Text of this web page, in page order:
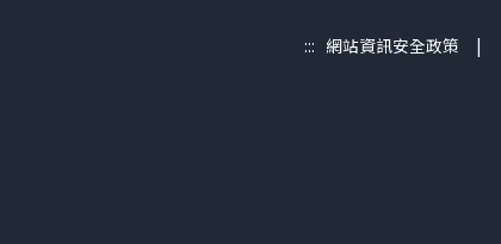
::: 網站資訊安全政策 |